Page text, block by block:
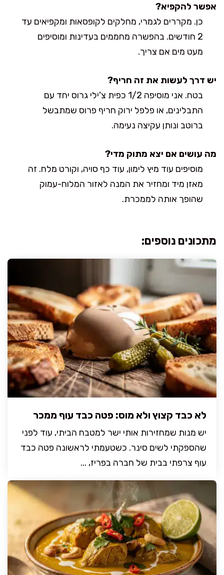
אפשר להקפיא?
כן. מקררים לגמרי, מחלקים לקופסאות ומקפיאים עד
2 חודשים. בהפשרה מחממים בעדינות ומוסיפים
מעט מים אם צריך.
יש דרך לעשות את זה חריף?
בטח. אני מוסיפה 1/2 כפית צ'ילי גרוס יחד עם
התבלינים, או פלפל ירוק חריף פרוס שמתבשל
ברוטב ונותן עקיצה נעימה.
מה עושים אם יצא מתוק מדי?
מוסיפים עוד מיץ לימון, עוד כף סויה, וקורט מלח. זה
מאזן מיד ומחזיר את המנה לאזור המלוח-עמוק
שהופך אותה לממכרת.
מתכונים נוספים:
לא כבד קצוץ ולא מוס: פטה כבד עוף ממכר
יש מנות שמחזירות אותי ישר למטבח הביתי, עוד לפני
שהספקתי לשים סינר. כשטעמתי לראשונה פטה כבד
עוף צרפתי בבית של חברה בפריז, ...